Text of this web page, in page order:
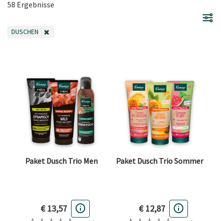
58 Ergebnisse
DUSCHEN
Paket Dusch Trio Men
€ 13,57
Paket Dusch Trio Sommer
€ 12,87